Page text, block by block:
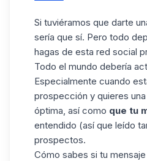
Si tuviéramos que darte
sería que sí. Pero todo
hagas de esta red social
Todo el mundo debería
Especialmente cuando
prospección y quieres
óptima, así como que tu
entendido (así que leído
prospectos.
Cómo sabes si tu